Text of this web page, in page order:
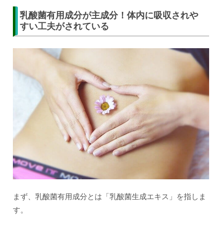
乳酸菌有用成分が主成分！体内に吸収されや
すい工夫がされている
まず、乳酸菌有用成分とは「乳酸菌生成エキス」を指しま
す。